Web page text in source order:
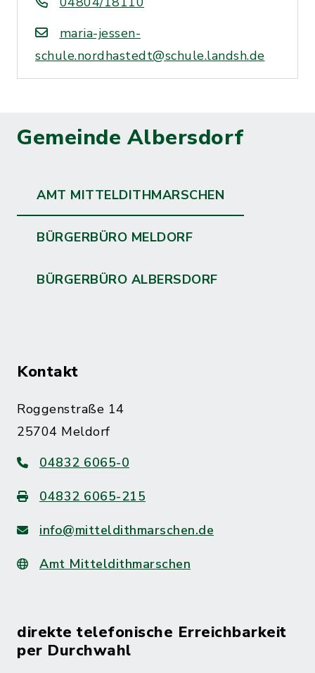
maria-jessen-
schule.nordhastedt@schule.landsh.de
Gemeinde Albersdorf
AMT MITTELDITHMARSCHEN
BÜRGERBÜRO MELDORF
BÜRGERBÜRO ALBERSDORF
Kontakt
Roggenstraße 14
25704 Meldorf
04832 6065-0
04832 6065-215
info@mitteldithmarschen.de
Amt Mitteldithmarschen
direkte telefonische Erreichbarkeit
per Durchwahl